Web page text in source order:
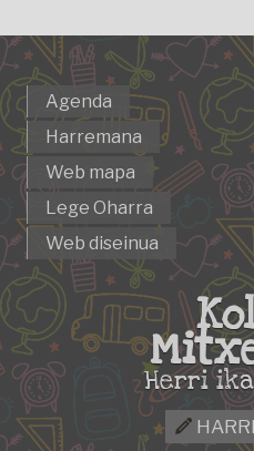
Agenda
Harremana
Web mapa
Lege Oharra
Web diseinua
Herri